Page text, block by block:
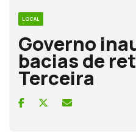
LOCAL
Governo
bacias de
Terceira